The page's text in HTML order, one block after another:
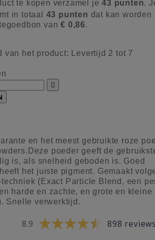
te kopen verzamel je43 punten.
in totaal 43 punten dat kan worden
van€ 0,86.
van het product:
Levertijd 2 tot 7

en het meest gebruikte roze
poeder geeft de
is, als snelheid geboden is. Goed
het juiste pigment. Gemaakt
(Exact Particle Blend, een
harde en zachte, en grote en kleine
Snelle verwerktijd.
8.9 898